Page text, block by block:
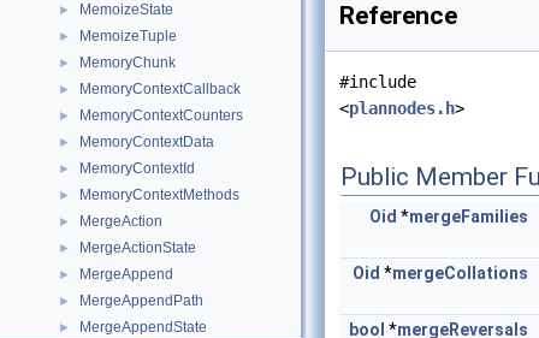
► MemoizeState
► MemoizeTuple
► MemoryChunk
► MemoryContextCallback
► MemoryContextCounters
► MemoryContextData
► MemoryContextId
► MemoryContextMethods
► MergeAction
► MergeActionState
► MergeAppend
► MergeAppendPath
► MergeAppendState
Reference
#include
<plannodes.h>
Public Member
Oid *mergeFamilies
Oid *mergeCollations
bool *mergeReversals